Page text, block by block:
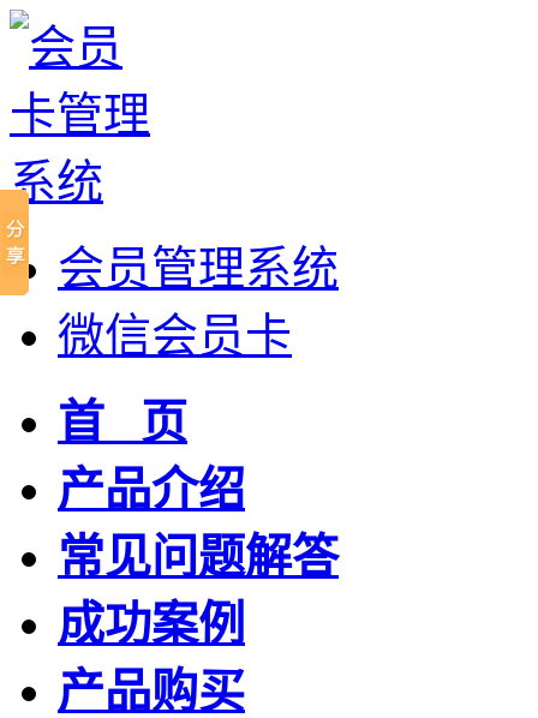
会员管理系统
微信会员卡
首 页
产品介绍
常见问题解答
成功案例
产品购买